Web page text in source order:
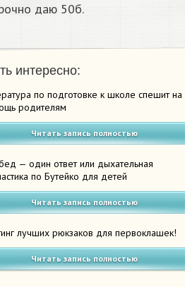
даю 50б.
интересно:
по подготовке к школе спешит на
родителям
Читать запись полностью
— один ответ или дыхательная
по Бутейко для детей
Читать запись полностью
лучших рюкзаков для первоклашек!
Читать запись полностью